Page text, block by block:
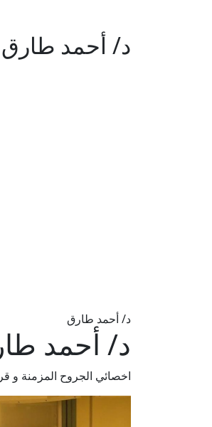
د/ أحمد طارق
د/ أحمد طارق
د/ أحمد
اخصائي الجروح المزمنة و